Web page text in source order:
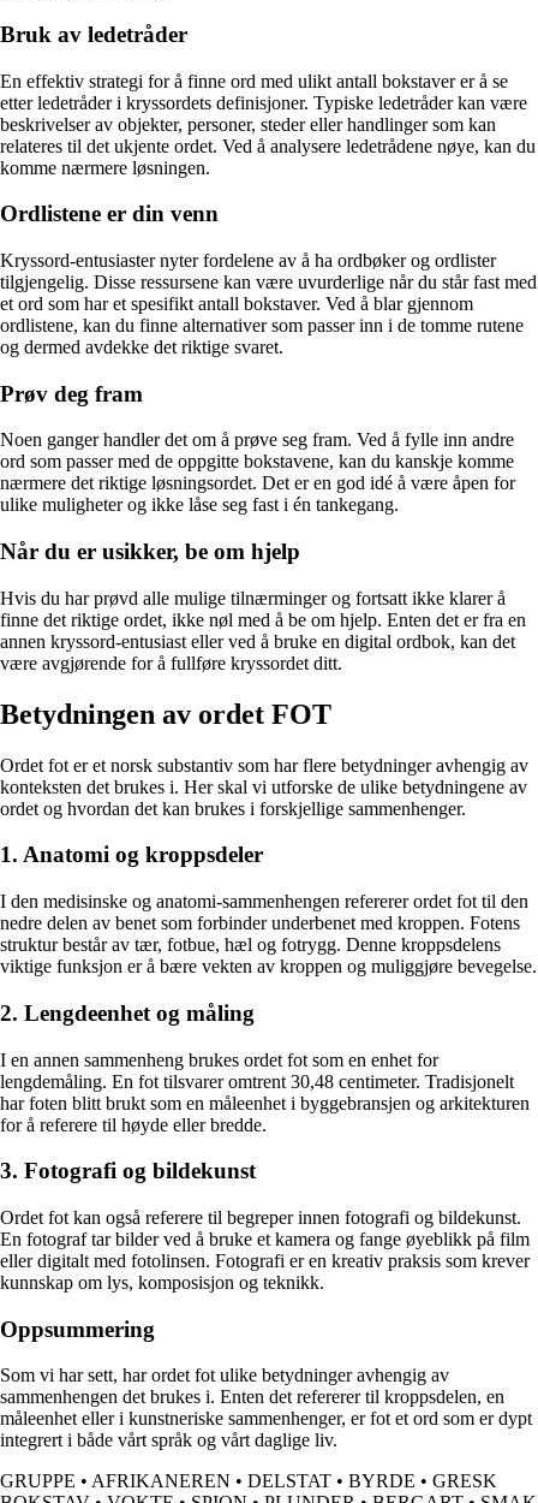
Bruk av ledetråder
En effektiv strategi for å finne ord med ulikt antall bokstaver er å se
etter ledetråder i kryssordets definisjoner. Typiske ledetråder kan være
beskrivelser av objekter, personer, steder eller handlinger som kan
relateres til det ukjente ordet. Ved å analysere ledetrådene nøye, kan du
komme nærmere løsningen.
Ordlistene er din venn
Kryssord-entusiaster nyter fordelene av å ha ordbøker og ordlister
tilgjengelig. Disse ressursene kan være uvurderlige når du står fast med
et ord som har et spesifikt antall bokstaver. Ved å blar gjennom
ordlistene, kan du finne alternativer som passer inn i de tomme rutene
og dermed avdekke det riktige svaret.
Prøv deg fram
Noen ganger handler det om å prøve seg fram. Ved å fylle inn andre
ord som passer med de oppgitte bokstavene, kan du kanskje komme
nærmere det riktige løsningsordet. Det er en god idé å være åpen for
ulike muligheter og ikke låse seg fast i én tankegang.
Når du er usikker, be om hjelp
Hvis du har prøvd alle mulige tilnærminger og fortsatt ikke klarer å
finne det riktige ordet, ikke nøl med å be om hjelp. Enten det er fra en
annen kryssord-entusiast eller ved å bruke en digital ordbok, kan det
være avgjørende for å fullføre kryssordet ditt.
Betydningen av ordet FOT
Ordet fot er et norsk substantiv som har flere betydninger avhengig av
konteksten det brukes i. Her skal vi utforske de ulike betydningene av
ordet og hvordan det kan brukes i forskjellige sammenhenger.
1. Anatomi og kroppsdeler
I den medisinske og anatomi-sammenhengen refererer ordet fot til den
nedre delen av benet som forbinder underbenet med kroppen. Fotens
struktur består av tær, fotbue, hæl og fotrygg. Denne kroppsdelens
viktige funksjon er å bære vekten av kroppen og muliggjøre bevegelse.
2. Lengdeenhet og måling
I en annen sammenheng brukes ordet fot som en enhet for
lengdemåling. En fot tilsvarer omtrent 30,48 centimeter. Tradisjonelt
har foten blitt brukt som en måleenhet i byggebransjen og arkitekturen
for å referere til høyde eller bredde.
3. Fotografi og bildekunst
Ordet fot kan også referere til begreper innen fotografi og bildekunst.
En fotograf tar bilder ved å bruke et kamera og fange øyeblikk på film
eller digitalt med fotolinsen. Fotografi er en kreativ praksis som krever
kunnskap om lys, komposisjon og teknikk.
Oppsummering
Som vi har sett, har ordet fot ulike betydninger avhengig av
sammenhengen det brukes i. Enten det refererer til kroppsdelen, en
måleenhet eller i kunstneriske sammenhenger, er fot et ord som er dypt
integrert i både vårt språk og vårt daglige liv.
GRUPPE • AFRIKANEREN • DELSTAT • BYRDE • GRESK